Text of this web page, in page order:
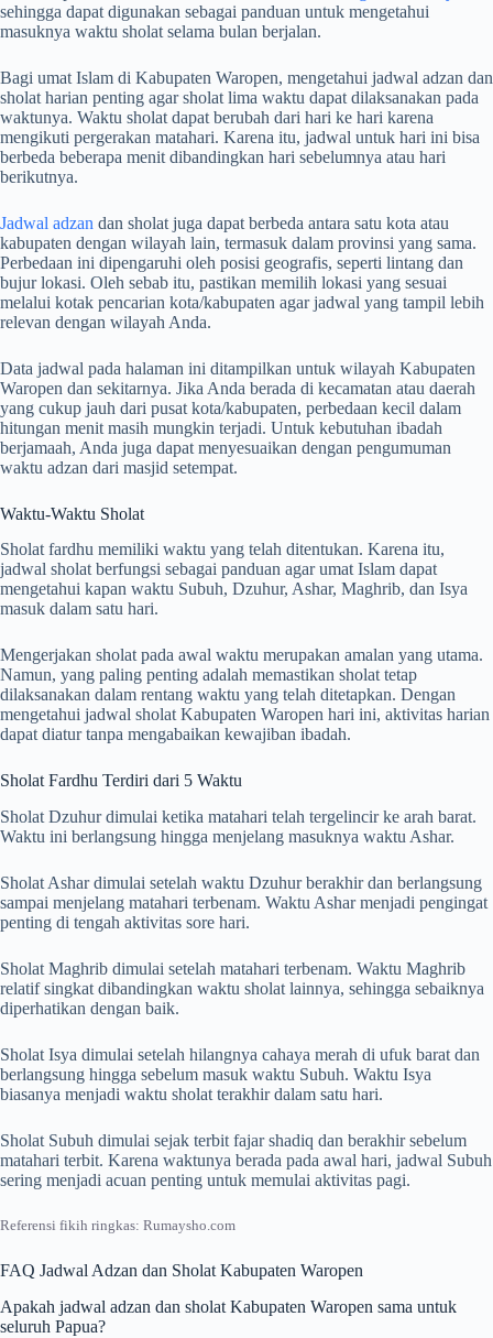
sehingga dapat digunakan sebagai panduan untuk mengetahui
masuknya waktu sholat selama bulan berjalan.
Bagi umat Islam di Kabupaten Waropen, mengetahui jadwal adzan dan
sholat harian penting agar sholat lima waktu dapat dilaksanakan pada
waktunya. Waktu sholat dapat berubah dari hari ke hari karena
mengikuti pergerakan matahari. Karena itu, jadwal untuk hari ini bisa
berbeda beberapa menit dibandingkan hari sebelumnya atau hari
berikutnya.
Jadwal adzan dan sholat juga dapat berbeda antara satu kota atau
kabupaten dengan wilayah lain, termasuk dalam provinsi yang sama.
Perbedaan ini dipengaruhi oleh posisi geografis, seperti lintang dan
bujur lokasi. Oleh sebab itu, pastikan memilih lokasi yang sesuai
melalui kotak pencarian kota/kabupaten agar jadwal yang tampil lebih
relevan dengan wilayah Anda.
Data jadwal pada halaman ini ditampilkan untuk wilayah Kabupaten
Waropen dan sekitarnya. Jika Anda berada di kecamatan atau daerah
yang cukup jauh dari pusat kota/kabupaten, perbedaan kecil dalam
hitungan menit masih mungkin terjadi. Untuk kebutuhan ibadah
berjamaah, Anda juga dapat menyesuaikan dengan pengumuman
waktu adzan dari masjid setempat.
Waktu-Waktu Sholat
Sholat fardhu memiliki waktu yang telah ditentukan. Karena itu,
jadwal sholat berfungsi sebagai panduan agar umat Islam dapat
mengetahui kapan waktu Subuh, Dzuhur, Ashar, Maghrib, dan Isya
masuk dalam satu hari.
Mengerjakan sholat pada awal waktu merupakan amalan yang utama.
Namun, yang paling penting adalah memastikan sholat tetap
dilaksanakan dalam rentang waktu yang telah ditetapkan. Dengan
mengetahui jadwal sholat Kabupaten Waropen hari ini, aktivitas harian
dapat diatur tanpa mengabaikan kewajiban ibadah.
Sholat Fardhu Terdiri dari 5 Waktu
Sholat Dzuhur dimulai ketika matahari telah tergelincir ke arah barat.
Waktu ini berlangsung hingga menjelang masuknya waktu Ashar.
Sholat Ashar dimulai setelah waktu Dzuhur berakhir dan berlangsung
sampai menjelang matahari terbenam. Waktu Ashar menjadi pengingat
penting di tengah aktivitas sore hari.
Sholat Maghrib dimulai setelah matahari terbenam. Waktu Maghrib
relatif singkat dibandingkan waktu sholat lainnya, sehingga sebaiknya
diperhatikan dengan baik.
Sholat Isya dimulai setelah hilangnya cahaya merah di ufuk barat dan
berlangsung hingga sebelum masuk waktu Subuh. Waktu Isya
biasanya menjadi waktu sholat terakhir dalam satu hari.
Sholat Subuh dimulai sejak terbit fajar shadiq dan berakhir sebelum
matahari terbit. Karena waktunya berada pada awal hari, jadwal Subuh
sering menjadi acuan penting untuk memulai aktivitas pagi.
Referensi fikih ringkas: Rumaysho.com
FAQ Jadwal Adzan dan Sholat Kabupaten Waropen
Apakah jadwal adzan dan sholat Kabupaten Waropen sama untuk
seluruh Papua?